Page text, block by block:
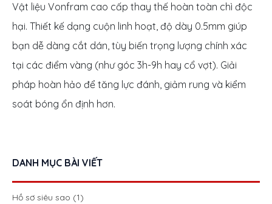
Vật liệu Vonfram cao cấp thay thế hoàn toàn chì độc
hại. Thiết kế dạng cuộn linh hoạt, độ dày 0.5mm giúp
bạn dễ dàng cắt dán, tùy biến trọng lượng chính xác
tại các điểm vàng (như góc 3h-9h hay cổ vợt). Giải
pháp hoàn hảo để tăng lực đánh, giảm rung và kiểm
soát bóng ổn định hơn.
DANH MỤC BÀI VIẾT
Hồ sơ siêu sao (1)